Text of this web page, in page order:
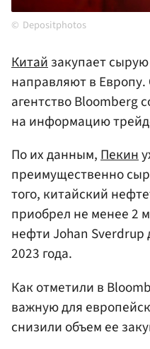
Depositphotos
Китайзакупает
направляют в Европу.
агентство Bloomberg
на информацию
По их данным,Пекин
преимущественно
того, китайский
приобрел не менее 2
нефти Johan Sverdrup
2023 года.
Как отметили в
важную для
снизили объем ее